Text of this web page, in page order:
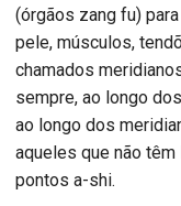
(órgãos zang fu)
pele, músculos,
chamados
sempre, ao longo
ao longo dos
aqueles que não
pontos a-shi.